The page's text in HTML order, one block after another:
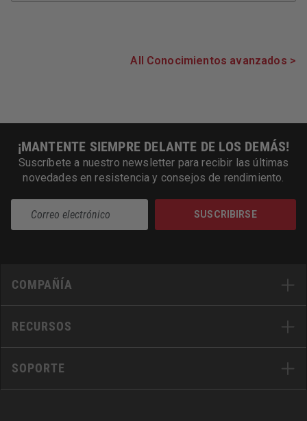
All Conocimientos avanzados >
¡MANTENTE SIEMPRE DELANTE DE LOS DEMÁS!
Suscríbete a nuestro newsletter para recibir las últimas
novedades en resistencia y consejos de rendimiento.
SUSCRIBIRSE
COMPAÑÍA
RECURSOS
SOPORTE